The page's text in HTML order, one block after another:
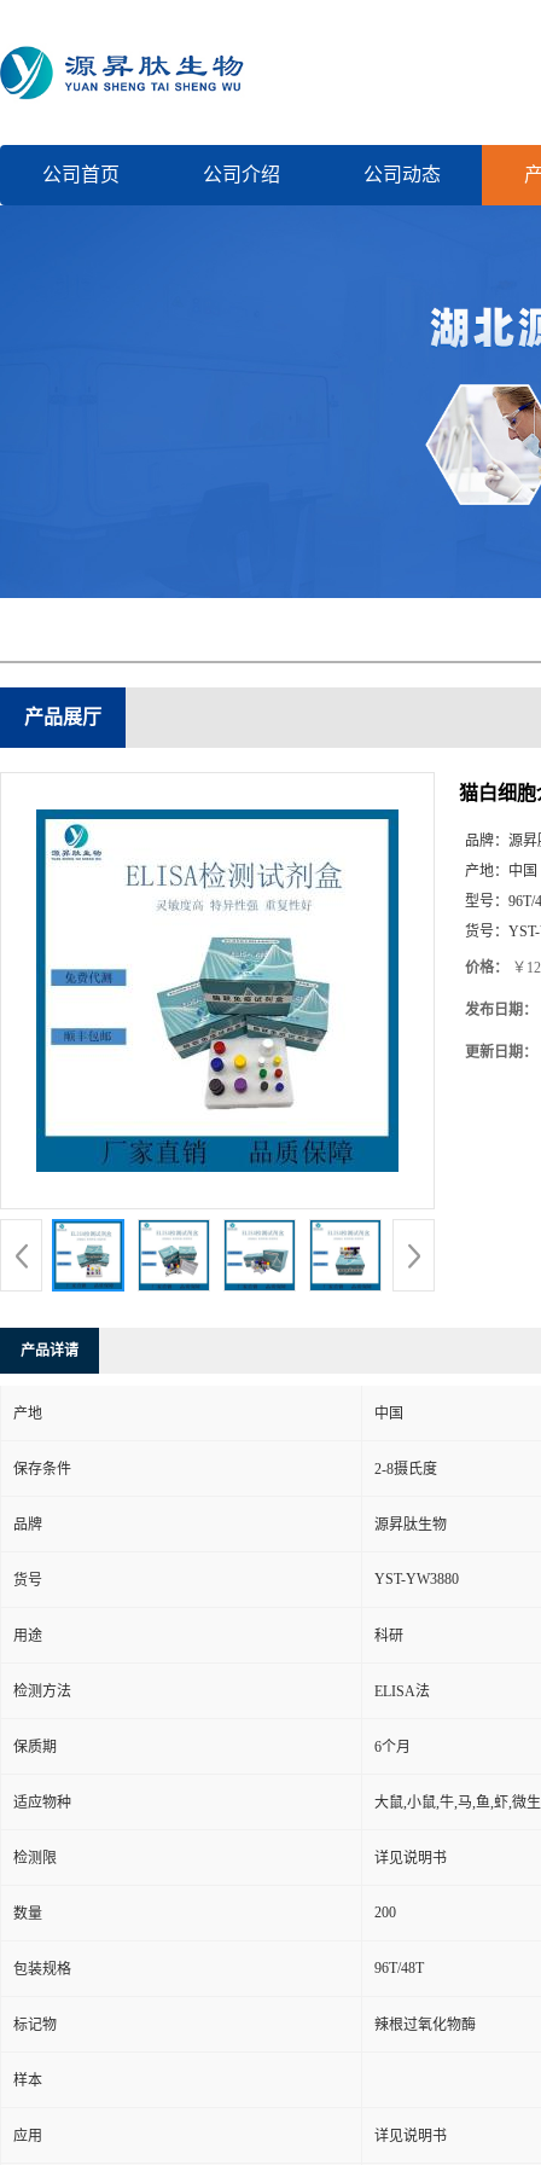
公司首页 公司介绍 公司动态
产品展厅
猫白细
品牌： 源昇
产地： 中国
型号： 96T/
货号：
价格： ￥
发布日期：
更新日期：
产品详请
产地 中国
保存条件 2-8摄氏度
品牌 源昇肽生物
货号 YST-YW3880
用途 科研
检测方法 ELISA法
保质期 6个月
适应物种 大鼠,小鼠,牛,马,鱼,虾,微
检测限 详见说明书
数量 200
包装规格 96T/48T
标记物 辣根过氧化物酶
样本
应用 详见说明书